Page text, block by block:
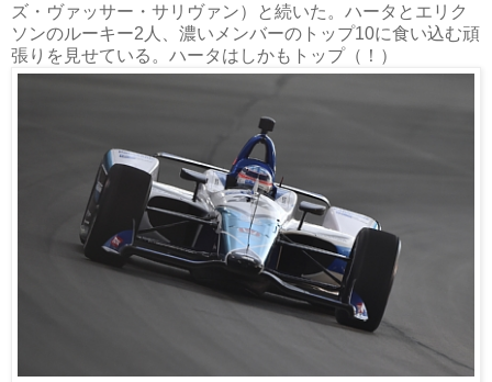
ズ・ヴァッサー・サリヴァン）と続いた。ハータとエリク
ソンのルーキー2人、濃いメンバーのトップ10に食い込む頑
張りを見せている。ハータはしかもトップ（！）